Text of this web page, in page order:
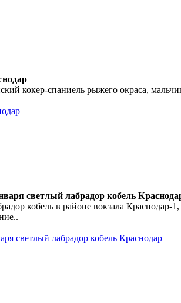
кокер-спаниель рыжего окраса,
светлый лабрадор кобель
кобель в районе вокзала
светлый лабрадор кобель Краснодар